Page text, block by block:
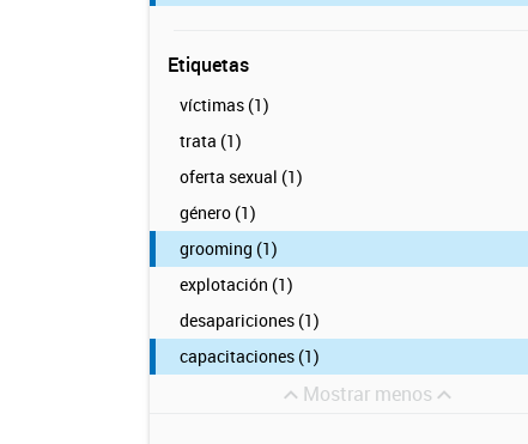
Etiquetas
víctimas (1)
trata (1)
oferta sexual (1)
género (1)
grooming (1)
explotación (1)
desapariciones (1)
capacitaciones (1)
Mostrar menos